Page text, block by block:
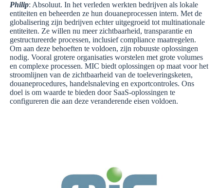
Philip: Absoluut. In het verleden werkten bedrijven als lokale
entiteiten en beheerden ze hun douaneprocessen intern. Met de
globalisering zijn bedrijven echter uitgegroeid tot multinationale
entiteiten. Ze willen nu meer zichtbaarheid, transparantie en
gestructureerde processen, inclusief compliance maatregelen.
Om aan deze behoeften te voldoen, zijn robuuste oplossingen
nodig. Vooral grotere organisaties worstelen met grote volumes
en complexe processen. MIC biedt oplossingen op maat voor het
stroomlijnen van de zichtbaarheid van de toeleveringsketen,
douaneprocedures, handelsnaleving en exportcontroles. Ons
doel is om waarde te bieden door SaaS-oplossingen te
configureren die aan deze veranderende eisen voldoen.